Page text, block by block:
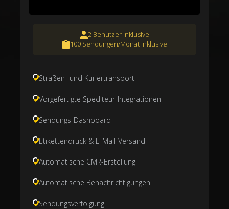
2 Benutzer inklusive
100 Sendungen/Monat inklusive
Straßen- und Kuriertransport
Vorgefertigte Spediteur-Integrationen
Sendungs-Dashboard
Etikettendruck & E-Mail-Versand
Automatische CMR-Erstellung
Automatische Benachrichtigungen
Sendungsverfolgung